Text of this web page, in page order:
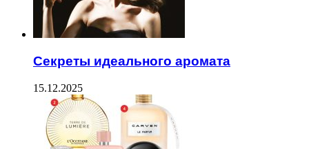
Секреты идеального аромата
15.12.2025